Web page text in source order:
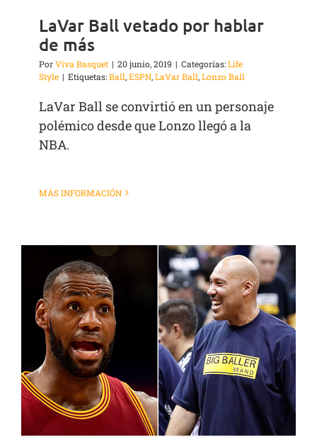
LaVar Ball vetado por hablar
de más
PorViva Basquet | 20 junio, 2019 | Categorías:Life
Style | Etiquetas:Ball,ESPN,LaVar Ball,Lonzo Ball
LaVar Ball se convirtió en un personaje
polémico desde que Lonzo llegó a la
NBA.
MÁS INFORMACIÓN